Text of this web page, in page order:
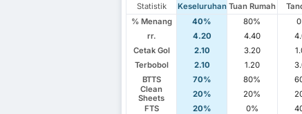
Statistik Keseluruhan Tuan Rumah
% Menang
40% 80%
rr.
4.20 4.40
Cetak Gol
2.10 3.20
Terbobol
2.10 1.20
BTTS
70% 80%
Clean
Sheets
20% 20%
FTS
20% 0%